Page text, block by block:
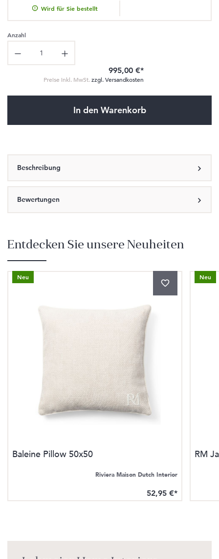
Wird für Sie bestellt
Anzahl
Produkt Anzahl: Gib den gewünschten Wert ein oder benutze die
995,00 €*
Preise inkl. MwSt. zzgl. Versandkosten
In den Warenkorb
Beschreibung
Bewertungen
Produktgalerie überspringen
Entdecken Sie unsere Neuheiten
Neu
Baleine Pillow 50x50
Riviera Maison Dutch Interior
52,95 €*
Neu
RM